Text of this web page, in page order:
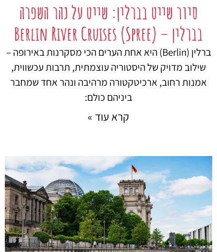
סיור שייט בברלין: שייט על נהר השפרה
בברלין – Berlin River Cruises (Spree)
ברלין (Berlin) היא אחת הערים הכי מסקרנות באירופה –
שילוב מדויק של היסטוריה עוצמתית, תרבות עכשווית,
אמנות רחוב, ארכיטקטורה מרהיבה ונהר אחד שמחבר
ביניהם כולם:
קרא עוד »